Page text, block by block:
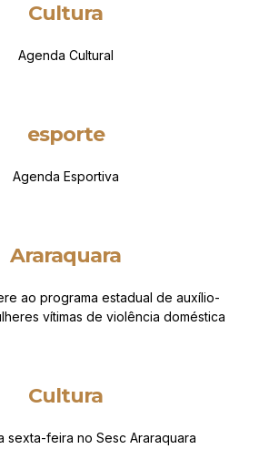
Cultura
Agenda Cultural
esporte
Agenda Esportiva
Araraquara
ao programa estadual de auxílio-
vítimas de violência doméstica
Cultura
sexta-feira no Sesc Araraquara